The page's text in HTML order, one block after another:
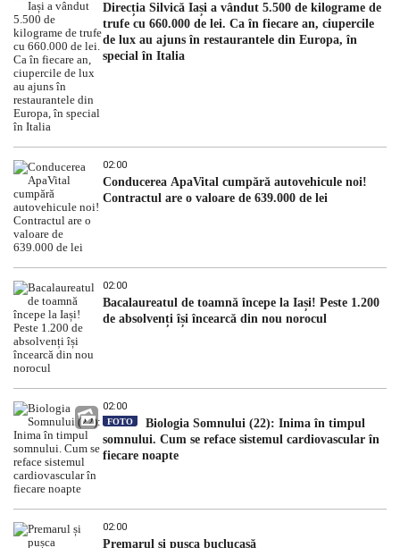
Direcția Silvică Iași a vândut 5.500 de kilograme de
trufe cu 660.000 de lei. Ca în fiecare an, ciupercile
de lux au ajuns în restaurantele din Europa, în
special în Italia
02:00
Conducerea ApaVital cumpără autovehicule noi!
Contractul are o valoare de 639.000 de lei
02:00
Bacalaureatul de toamnă începe la Iași! Peste 1.200
de absolvenți își încearcă din nou norocul
02:00
FOTO
Biologia Somnului (22): Inima în timpul
somnului. Cum se reface sistemul cardiovascular în
fiecare noapte
02:00
Premarul și pușca buclucașă